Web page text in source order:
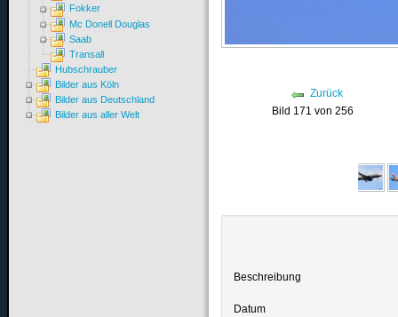
Zurück
Bild 171 von 256
Beschreibung
Datum
Fokker
Mc Donell Douglas
Saab
Transall
Hubschrauber
Bilder aus Köln
Bilder aus Deutschland
Bilder aus aller Welt